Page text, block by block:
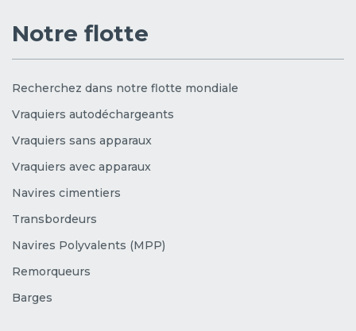
Notre flotte
Recherchez dans notre flotte mondiale
Vraquiers autodéchargeants
Vraquiers sans apparaux
Vraquiers avec apparaux
Navires cimentiers
Transbordeurs
Navires Polyvalents (MPP)
Remorqueurs
Barges